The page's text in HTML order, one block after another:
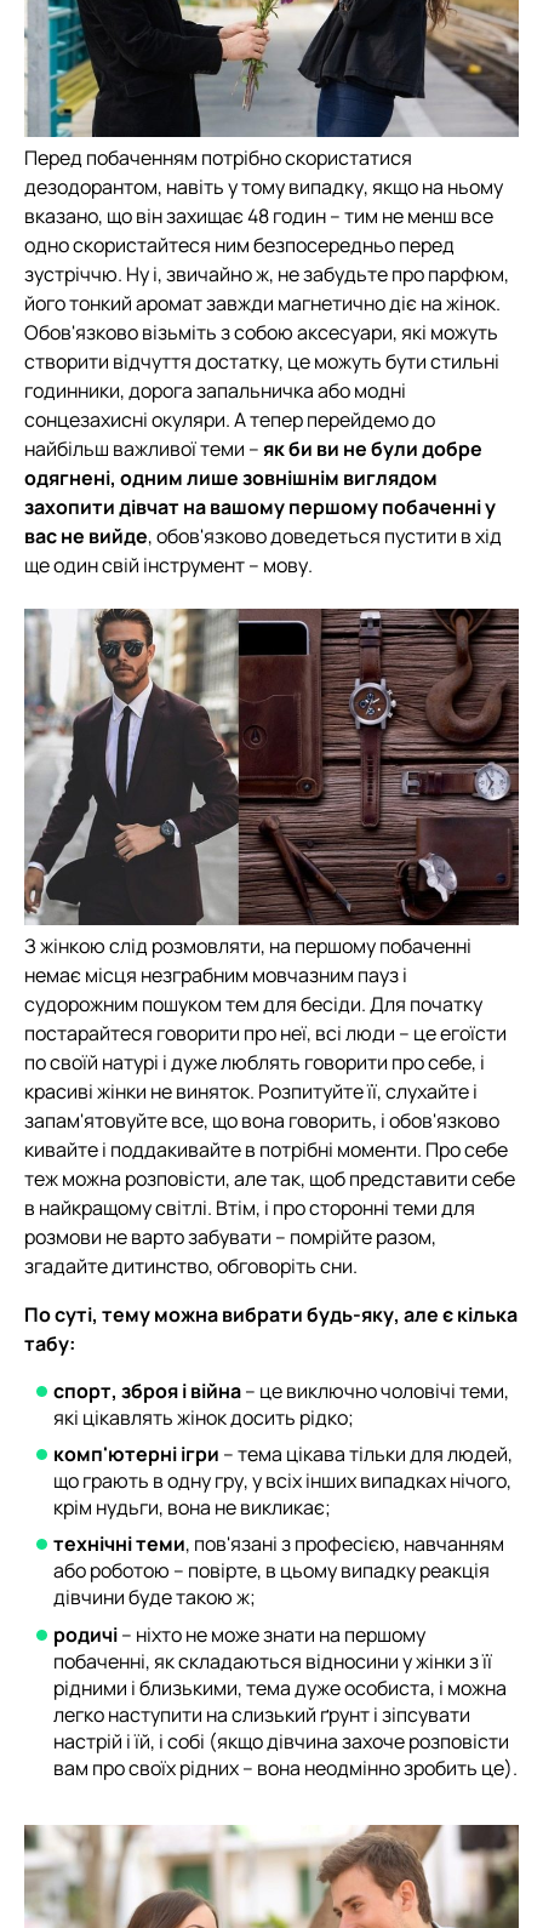
Перед побаченням потрібно скористатися
дезодорантом, навіть у тому випадку, якщо на ньому
вказано, що він захищає 48 годин – тим не менш все
одно скористайтеся ним безпосередньо перед
зустріччю. Ну і, звичайно ж, не забудьте про парфюм,
його тонкий аромат завжди магнетично діє на жінок.
Обов'язково візьміть з собою аксесуари, які можуть
створити відчуття достатку, це можуть бути стильні
годинники, дорога запальничка або модні
сонцезахисні окуляри. А тепер перейдемо до
найбільш важливої теми –як би ви не були добре
одягнені, одним лише зовнішнім виглядом
захопити дівчат на вашому першому побаченні у
вас не вийде, обов'язково доведеться пустити в хід
ще один свій інструмент – мову.
З жінкою слід розмовляти, на першому побаченні
немає місця незграбним мовчазним пауз і
судорожним пошуком тем для бесіди. Для початку
постарайтеся говорити про неї, всі люди – це егоїсти
по своїй натурі і дуже люблять говорити про себе, і
красиві жінки не виняток. Розпитуйте її, слухайте і
запам'ятовуйте все, що вона говорить, і обов'язково
кивайте і поддакивайте в потрібні моменти. Про себе
теж можна розповісти, але так, щоб представити себе
в найкращому світлі. Втім, і про сторонні теми для
розмови не варто забувати – помрійте разом,
згадайте дитинство, обговоріть сни.
По суті, тему можна вибрати будь-яку, але є кілька
табу:
спорт, зброя і війна– це виключно чоловічі теми,
які цікавлять жінок досить рідко;
комп'ютерні ігри – тема цікава тільки для людей,
що грають в одну гру, у всіх інших випадках нічого,
крім нудьги, вона не викликає;
технічні теми, пов'язані з професією, навчанням
або роботою – повірте, в цьому випадку реакція
дівчини буде такою ж;
родичі– ніхто не може знати на першому
побаченні, як складаються відносини у жінки з її
рідними і близькими, тема дуже особиста, і можна
легко наступити на слизький ґрунт і зіпсувати
настрій і їй, і собі (якщо дівчина захоче розповісти
вам про своїх рідних – вона неодмінно зробить це).